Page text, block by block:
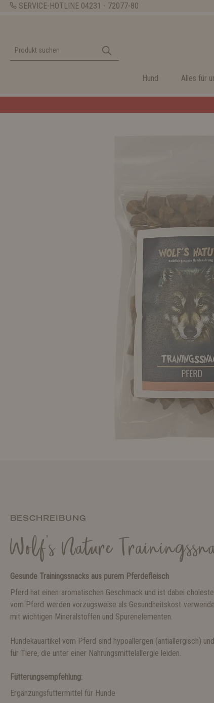
SERVICE-HOTLINE 04231 - 72077-80
Hund Alles für
BESCHREIBUNG
Wolf's Nature
Gesunde Trainingssnacks aus purem Pferdefleisch
Pferd hat einen aromatischen Geschmack und ist dabei
vom Pferd werden vorzugsweise als Gesundheitskost
mit wichtigen Mineralstoffen und Spurenelementen.
Hundekauartikel vom Pferd sind hypoallergen (antiallergisch)
für Tiere, die unter einer Nahrungsmittelallergie leiden.
Fütterungsempfehlung:
Ergänzungsfuttermittel für Hunde